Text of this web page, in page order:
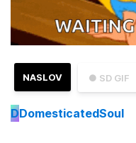
● SD GIF
NASLOV
DDomesticatedSoul